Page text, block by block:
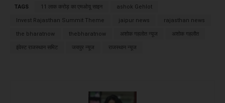
TAGS 11 लाक करोड़ का एमओयू साइन ashok Gehlot
Invest Rajasthan Summit Theme jaipur news rajasthan news
the bharatnow thebharatnow अशोक गहलोत न्यूज अशोक गहलौत
इंवेस्ट राजस्थान समिट जयपुर न्यूज राजस्थान न्यूज